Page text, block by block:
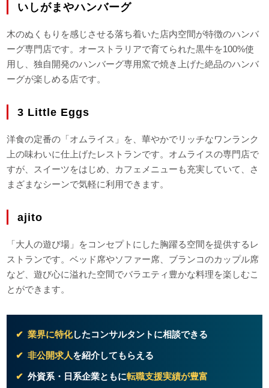
いしがまやハンバーグ
木のぬくもりを感じさせる落ち着いた店内空間が特徴のハンバ
ーグ専門店です。オーストラリアで育てられた黒牛を100%使
用し、独自開発のハンバーグ専用窯で焼き上げた絶品のハンバ
ーグが楽しめる店です。
3 Little Eggs
洋食の定番の「オムライス」を、華やかでリッチなワンランク
上の味わいに仕上げたレストランです。オムライスの専門店で
すが、スイーツをはじめ、カフェメニューも充実していて、さ
まざまなシーンで気軽に利用できます。
ajito
「大人の遊び場」をコンセプトにした胸躍る空間を提供するレ
ストランです。ベッド席やソファー席、ブランコのカップル席
など、遊び心に溢れた空間でバラエティ豊かな料理を楽しむこ
とができます。
業界に特化したコンサルタントに相談できる
非公開求人を紹介してもらえる
外資系・日系企業ともに転職支援実績が豊富